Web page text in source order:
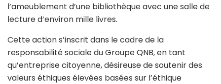
l’ameublement d’une bibliothèque avec une salle de
lecture d’environ mille livres.
Cette action s’inscrit dans le cadre de la
responsabilité sociale du Groupe QNB, en tant
qu’entreprise citoyenne, désireuse de soutenir des
valeurs éthiques élevées basées sur l’éthique